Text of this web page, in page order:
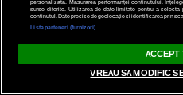
personalizată. Măsurarea performanței conținutului.
surse diferite. Utilizarea de date limitate pentru a
conținutul. Date precise de geolocație și identificarea prin
Listă parteneri (furnizori)
ACCEPT
VREAU SA MODIFIC